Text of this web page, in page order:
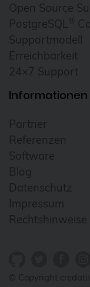
Open Source
PostgreSQL ®
Supportmodell
Erreichbarkeit
24×7 Support
Informationen
Partner
Referenzen
Software
Blog
Datenschutz
Impressum
Rechtshinweise
© Copyright